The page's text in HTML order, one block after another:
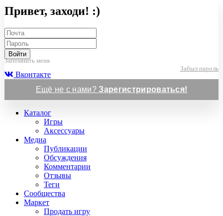
Привет, заходи! :)
Войти
Запомнить меня
Забыл пароль
Вконтакте
Ещё не с нами?Зарегистрироваться!
Каталог
Игры
Аксессуары
Медиа
Публикации
Обсуждения
Комментарии
Отзывы
Теги
Сообщества
Маркет
Продать игру